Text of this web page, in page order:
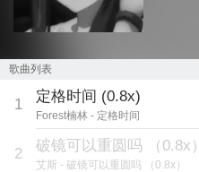
歌曲列表
1 定格时间 (0.8x)
Forest楠林 - 定格时间
2 破镜可以重圆吗 （0.8x）
艾斯 - 破镜可以重圆吗 （0.8x）